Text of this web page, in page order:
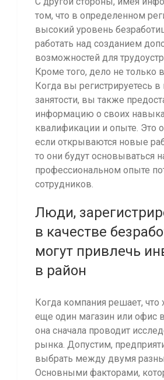
том, что в определенном
высокий уровень
работать над созданием
возможностей для
Кроме того, дело не только
Когда вы регистрируетесь в
занятости, вы также
информацию о своих
квалификации и опыте. Это
если открываются новые
то они будут основываться
профессиональном опыте
сотрудников.
Люди,
в качестве
могут привлечь
в район
Когда компания решает, что
еще один магазин или офис
она сначала проводит
рынка. Допустим,
выбрать между двумя
Основными факторами,